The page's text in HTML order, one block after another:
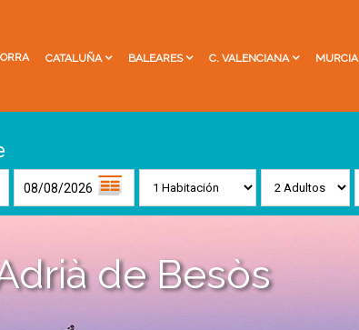
CATALUÑA BALEARES C. VALENCIANA MURCIA
de Besòs